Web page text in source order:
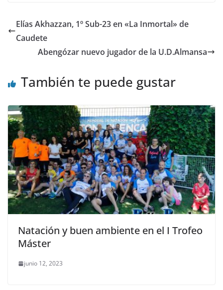
Elías Akhazzan, 1º Sub-23 en «La Inmortal» de
Caudete
Abengózar nuevo jugador de la U.D.Almansa
También te puede gustar
Natación y buen ambiente en el I Trofeo
Máster
junio 12, 2023